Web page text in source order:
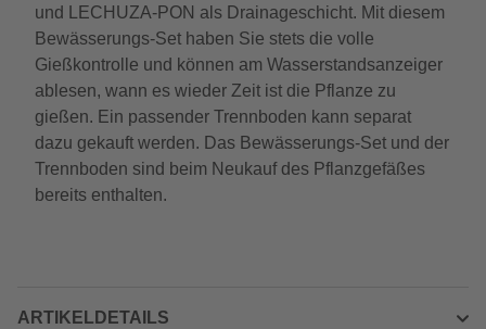
und LECHUZA-PON als Drainageschicht. Mit diesem
Bewässerungs-Set haben Sie stets die volle
Gießkontrolle und können am Wasserstandsanzeiger
ablesen, wann es wieder Zeit ist die Pflanze zu
gießen. Ein passender Trennboden kann separat
dazu gekauft werden. Das Bewässerungs-Set und der
Trennboden sind beim Neukauf des Pflanzgefäßes
bereits enthalten.
ARTIKELDETAILS